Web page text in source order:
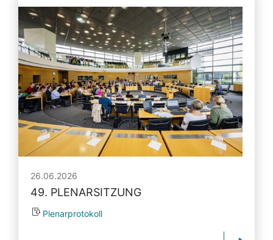
26.06.2026
49. PLENARSITZUNG
Plenarprotokoll